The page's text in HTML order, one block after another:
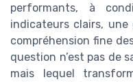
performants, à
indicateurs clairs,
compréhension fine
question n’est pas de
mais lequel